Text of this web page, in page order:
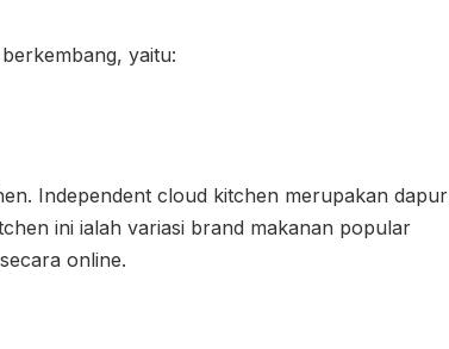
yaitu:
Independent cloud kitchen merupakan dapur
ini ialah variasi brand makanan popular
online.